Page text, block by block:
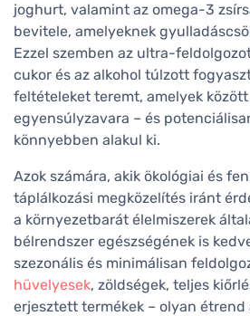
joghurt, valamint az omega-3
bevitele, amelyeknek
Ezzel szemben az ultra-
cukor és az alkohol túlzott
feltételeket teremt, amelyek
egyensúlyzavara – és
könnyebben alakul ki.
Azok számára, akik ökológiai és
táplálkozási megközelítés iránt
a környezetbarát élelmiszerek
bélrendszer egészségének is
szezonális és minimálisan
hüvelyesek, zöldségek, teljes
erjesztett termékek – olyan étrend